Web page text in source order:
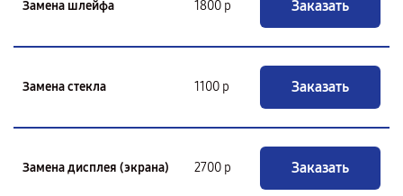
Замена шлейфа 1800 р Заказать
Замена стекла 1100 р Заказать
Замена дисплея (экрана) 2700 р Заказать